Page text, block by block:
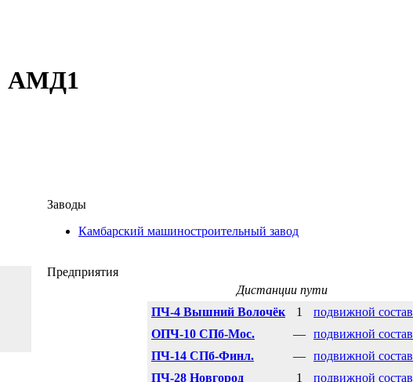
АМД1
Заводы
Камбарский машиностроительный завод
Предприятия
Дистанции пути
ПЧ-4 Вышний Волочёк
1
подвижной состав
ОПЧ-10 СПб-Мос.
— подвижной состав
ПЧ-14 СПб-Финл.
— подвижной состав
ПЧ-28 Новгород
1 подвижной состав